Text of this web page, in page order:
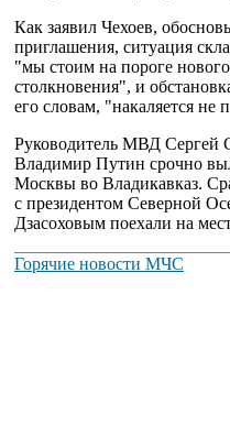
Как заявил Чехоев,
приглашения, ситуация
"мы стоим на пороге
столкновения", и
его словам, "накаляется не
Руководитель МВД Сергей
Владимир Путин срочно
Москвы во Владикавказ.
с президентом Северной
Дзасоховым поехали на
Горячие новости МЧС